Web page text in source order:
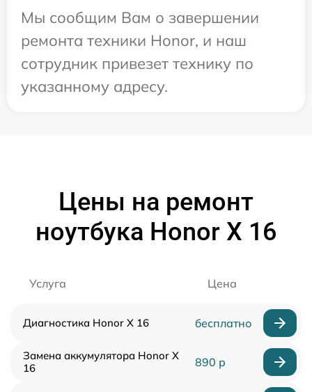
Мы сообщим Вам о завершении
ремонта техники Honor, и наш
сотрудник привезет технику по
указанному адресу.
Цены на ремонт
ноутбука Honor X 16
Услуга Цена
Диагностика Honor X 16 бесплатно
Замена аккумулятора Honor X
16
890 р